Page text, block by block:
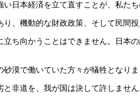
日本経済を立て直すことが、私たち
、機動的な財政政策、そして民間投
ち向かうことはできません。日本
漠で働いていた方々が犠牲となりま
非道を、我が国は決して許しませ